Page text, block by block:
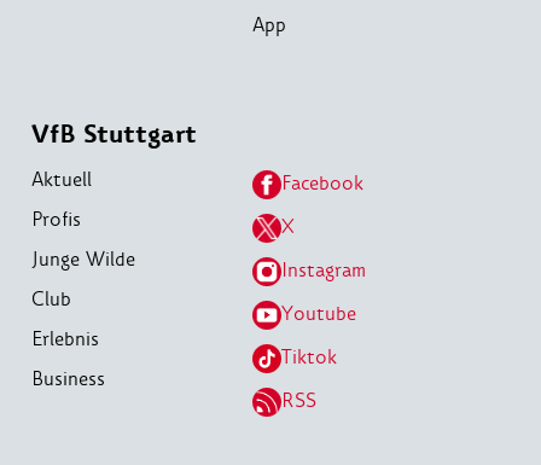
App
VfB Stuttgart
Aktuell
Profis
Junge Wilde
Club
Erlebnis
Business
Facebook
X
Instagram
Youtube
Tiktok
RSS